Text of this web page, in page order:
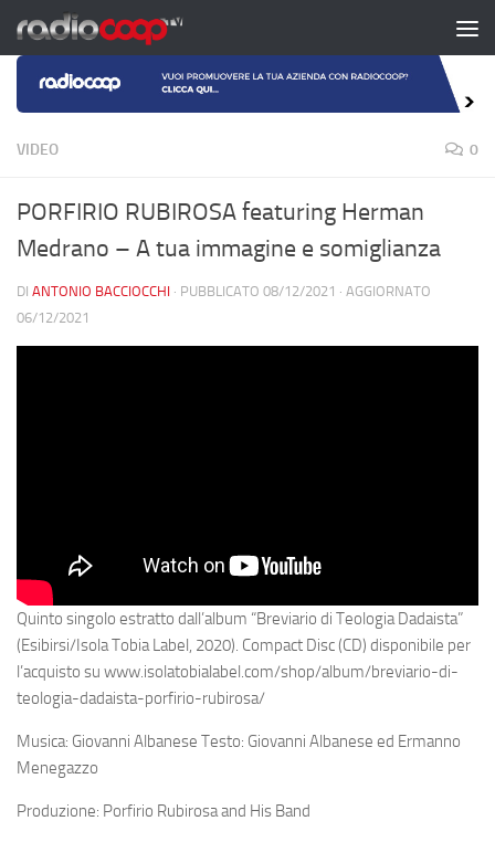
Salta al contenuto
VIDEO 0
PORFIRIO RUBIROSA featuring Herman
Medrano – A tua immagine e somiglianza
DI ANTONIO BACCIOCCHI · PUBBLICATO 08/12/2021 · AGGIORNATO
06/12/2021
Quinto singolo estratto dall’album “Breviario di Teologia Dadaista”
(Esibirsi/Isola Tobia Label, 2020). Compact Disc (CD) disponibile per
l’acquisto su www.isolatobialabel.com/shop/album/breviario-di-
teologia-dadaista-porfirio-rubirosa/
Musica: Giovanni Albanese Testo: Giovanni Albanese ed Ermanno
Menegazzo
Produzione: Porfirio Rubirosa and His Band